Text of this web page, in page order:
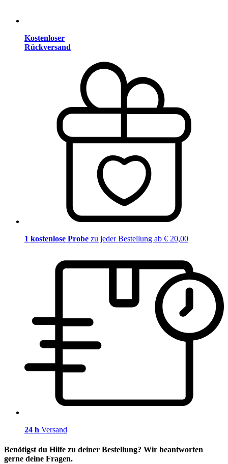
Kostenloser
Rückversand
1 kostenlose Probe zu jeder Bestellung ab € 20,00
24 h Versand
Benötigst du Hilfe zu deiner Bestellung? Wir beantworten
gerne deine Fragen.